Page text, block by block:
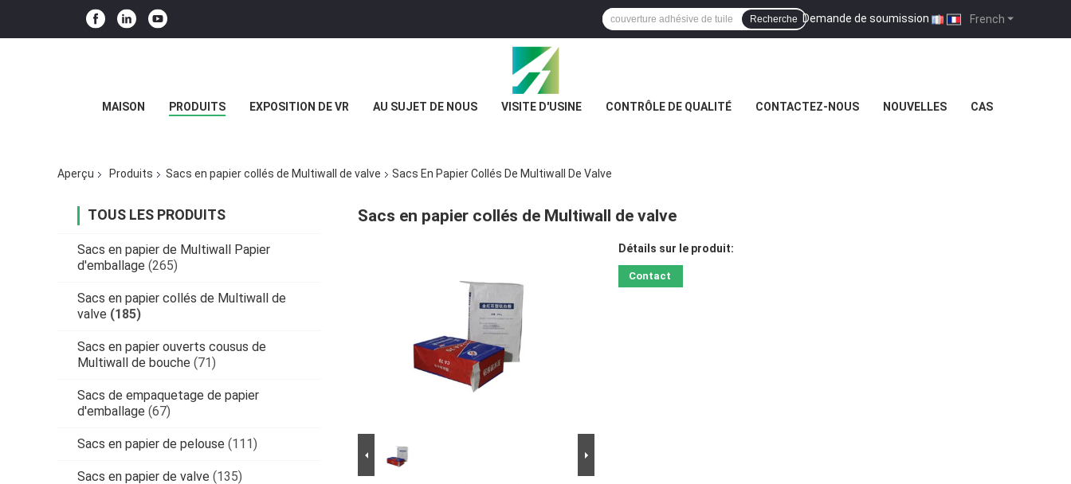
French
Demande de soumission |
Recherche
MAISON PRODUITS EXPOSITION DE VR AU SUJET DE NOUS VISITE D'USINE CONTRÔLE DE QUALITÉ CONTACTEZ-NOUS NOUVELLES CAS
Aperçu Produits Sacs en papier collés de Multiwall de valve Sacs En Papier Collés De Multiwall De Valve
TOUS LES PRODUITS
Sacs en papier de Multiwall Papier
d'emballage (265)
Sacs en papier collés de Multiwall de
valve (185)
Sacs en papier ouverts cousus de
Multiwall de bouche (71)
Sacs de empaquetage de papier
d'emballage (67)
Sacs en papier de pelouse (111)
Sacs en papier de valve (135)
Sacs en papier collés de Multiwall de valve
Détails sur le produit:
Contact